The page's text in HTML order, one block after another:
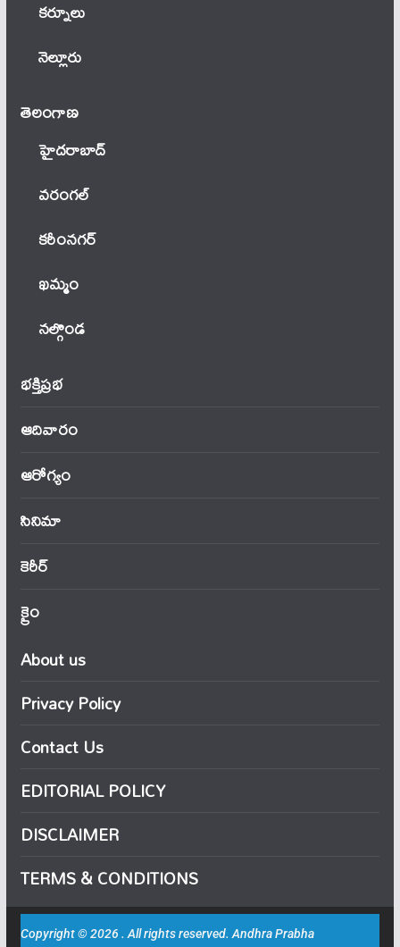
కర్నూలు
నెల్లూరు
తెలంగాణ‌
హైదరాబాద్
వ‌రంగ‌ల్
కరీంనగర్
ఖ‌మ్మం
నల్గొండ
భక్తిప్రభ
ఆదివారం
ఆరోగ్యం
సినిమా
కెరీర్
క్రైం
About us
Privacy Policy
Contact Us
EDITORIAL POLICY
DISCLAIMER
TERMS & CONDITIONS
Copyright © 2026 . All rights reserved. Andhra Prabha